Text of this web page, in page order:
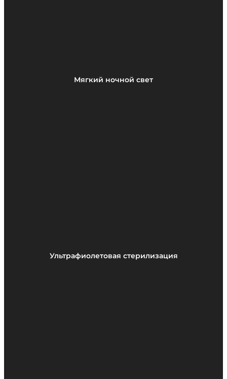
Мягкий ночной свет
Ультрафиолетовая стерилизация